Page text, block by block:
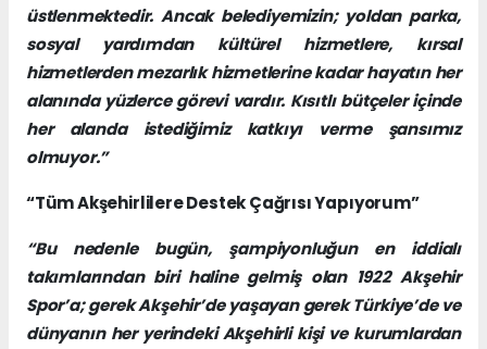
üstlenmektedir. Ancak belediyemizin; yoldan parka,
sosyal yardımdan kültürel hizmetlere, kırsal
hizmetlerden mezarlık hizmetlerine kadar hayatın her
alanında yüzlerce görevi vardır. Kısıtlı bütçeler içinde
her alanda istediğimiz katkıyı verme şansımız
olmuyor.”
“Tüm Akşehirlilere Destek Çağrısı Yapıyorum”
“Bu nedenle bugün, şampiyonluğun en iddialı
takımlarından biri haline gelmiş olan 1922 Akşehir
Spor’a; gerek Akşehir’de yaşayan gerek Türkiye’de ve
dünyanın her yerindeki Akşehirli kişi ve kurumlardan